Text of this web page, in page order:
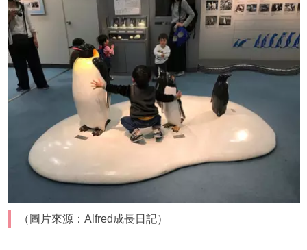
（圖片來源：Alfred成長日記）